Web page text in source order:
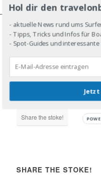
JOIN THE LINE-UP!
DROP IN!
Share the stoke!
SHARE THE STOKE!
Hol dir den
- aktuelle News rund ums
- Tipps, Tricks und Infos für
- Spot-Guides und interessante
Jetzt